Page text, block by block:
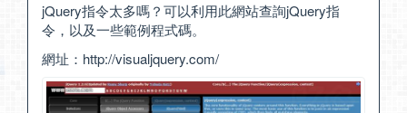
jQuery指令太多嗎？可以利用此網站查詢jQuery指
令，以及一些範例程式碼。
網址： http://visualjquery.com/